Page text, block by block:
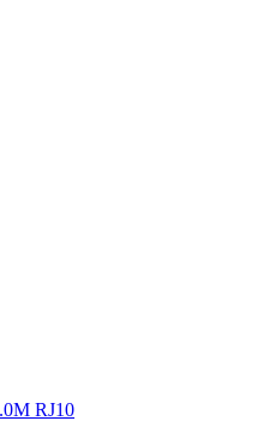
RJ10